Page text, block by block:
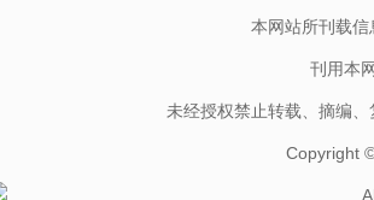
本网站所刊载
刊用本
未经授权禁止转载、摘编
Copyright